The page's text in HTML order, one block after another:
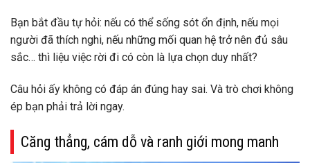
Bạn bắt đầu tự hỏi: nếu có thể sống sót ổn định, nếu mọi
người đã thích nghi, nếu những mối quan hệ trở nên đủ sâu
sắc… thì liệu việc rời đi có còn là lựa chọn duy nhất?
Câu hỏi ấy không có đáp án đúng hay sai. Và trò chơi không
ép bạn phải trả lời ngay.
Căng thẳng, cám dỗ và ranh giới mong manh